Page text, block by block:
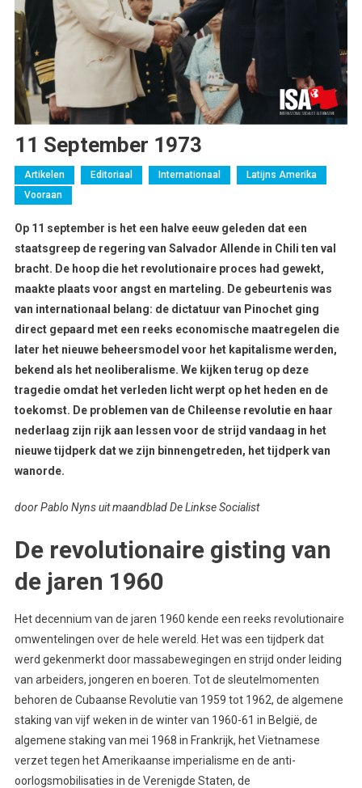
11 September 1973
Artikelen Editoriaal Internationaal
Latijns Amerika
Vooraan
Op 11 september is het een halve eeuw geleden dat een
staatsgreep de regering van Salvador Allende in Chili ten val
bracht. De hoop die het revolutionaire proces had gewekt,
maakte plaats voor angst en marteling. De gebeurtenis was
van internationaal belang: de dictatuur van Pinochet ging
direct gepaard met een reeks economische maatregelen die
later het nieuwe beheersmodel voor het kapitalisme werden,
bekend als het neoliberalisme. We kijken terug op deze
tragedie omdat het verleden licht werpt op het heden en de
toekomst. De problemen van de Chileense revolutie en haar
nederlaag zijn rijk aan lessen voor de strijd vandaag in het
nieuwe tijdperk dat we zijn binnengetreden, het tijdperk van
wanorde.
door Pablo Nyns uit maandblad De Linkse Socialist
De revolutionaire gisting van
de jaren 1960
Het decennium van de jaren 1960 kende een reeks revolutionaire
omwentelingen over de hele wereld. Het was een tijdperk dat
werd gekenmerkt door massabewegingen en strijd onder leiding
van arbeiders, jongeren en boeren. Tot de sleutelmomenten
behoren de Cubaanse Revolutie van 1959 tot 1962, de algemene
staking van vijf weken in de winter van 1960-61 in België, de
algemene staking van mei 1968 in Frankrijk, het Vietnamese
verzet tegen het Amerikaanse imperialisme en de anti-
oorlogsmobilisaties in de Verenigde Staten, de